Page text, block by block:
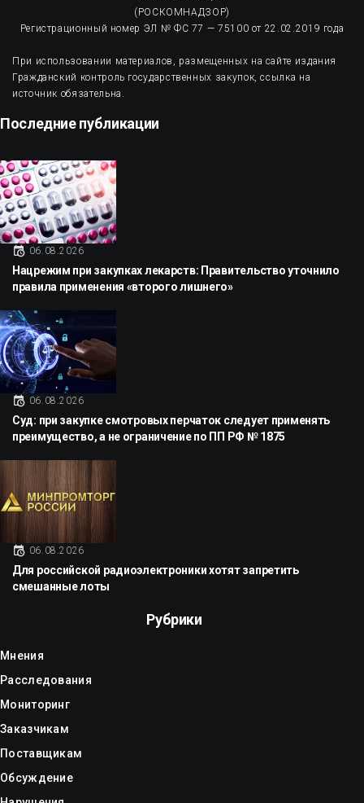
(РОСКОМНАДЗОР)
Регистрационный номер ЭЛ № ФС 77 — 75100 от 22.02.2019 года
При использовании материалов, размещенных на сайте издания
Гражданский контроль государственных закупок, ссылка на
источник обязательна.
Последние публикации
06.08.2026
Нацрежим при закупках лекарств: Правительство уточнило
правила применения «второго лишнего»
06.08.2026
Суд: при закупке смотровых перчаток следует применять
преимущество, а не ограничение по ПП РФ № 1875
06.08.2026
Для российской радиоэлектроники хотят запретить
смешанные лоты
Рубрики
Мнения
Расследования
Мониторинг
Заказчикам
Поставщикам
Обсуждение